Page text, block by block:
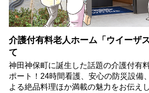
介護付有料老人ホーム「ウイーザ
て
神田神保町に誕生した話題の介護付有
ポート！24時間看護、安心の防災設備
よる絶品料理ほか満載の魅力をお伝えし